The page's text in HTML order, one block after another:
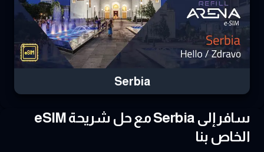
Serbia
سافر إلى Serbia مع حل شريحة eSIM
الخاص بنا